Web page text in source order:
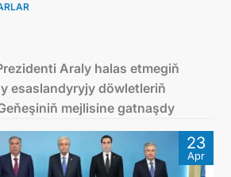
BAŞ SAHYPA
DIM
TÜRKMENISTAN
Araly halas etmegiň
esaslandyryjy döwletleriň
mejlisine gatnaşdy
23
Apr